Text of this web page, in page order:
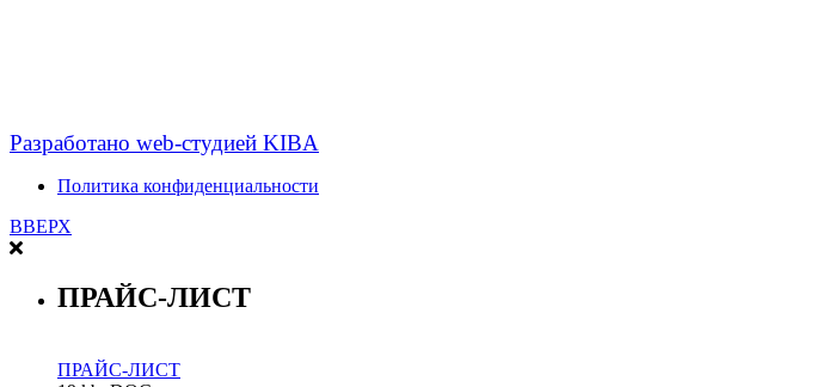
Разработано web-студией KIBA
Политика конфиденциальности
ВВЕРХ
ПРАЙС-ЛИСТ
ПРАЙС-ЛИСТ